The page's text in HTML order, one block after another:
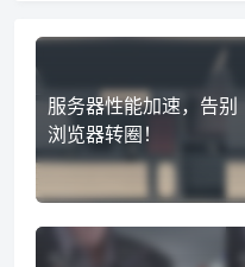
服务器性能加速，告别
浏览器转圈！